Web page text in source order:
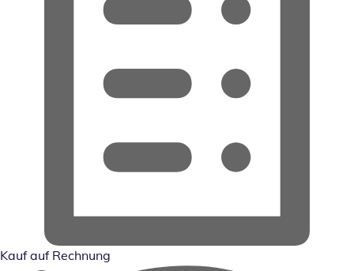
Kauf auf Rechnung